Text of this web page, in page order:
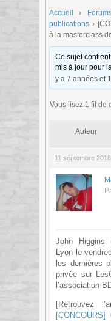
Accueil ›
publications ›
à la masterclass
Ce sujet
mis à jour pour
y a 7 années et
Vous lisez 1 fil de
Auteur
11 septembre
John Higgins
Lyon le
les dernières
privée sur
l’association
[Retrouvez